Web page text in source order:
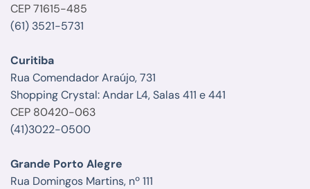
CEP 71615-485
(61) 3521-5731
Curitiba
Rua Comendador Araújo, 731
Shopping Crystal: Andar L4, Salas 411 e 441
CEP 80420-063
(41)3022-0500
Grande Porto Alegre
Rua Domingos Martins, nº 111